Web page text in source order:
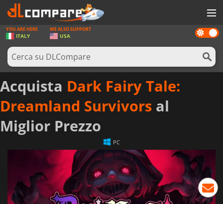
GIOCHI
PREPAGATE
SOFTWARE
REWARDS
HARDWARE
NOTIZIE
Dark
mode
YOU ARE HERE
ITALY
WE ALSO SUPPORT
USA
Acquista Dark Fairy Tale:
Dreamland Survivors al
Miglior Prezzo
PC